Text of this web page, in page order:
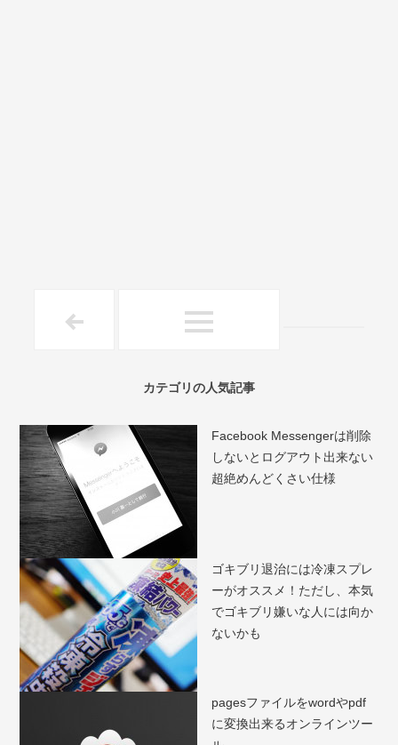
カテゴリの人気記事
Facebook Messengerは削除
しないとログアウト出来ない
超絶めんどくさい仕様
ゴキブリ退治には冷凍スプレ
ーがオススメ！ただし、本気
でゴキブリ嫌いな人には向か
ないかも
pagesファイルをwordやpdf
に変換出来るオンラインツー